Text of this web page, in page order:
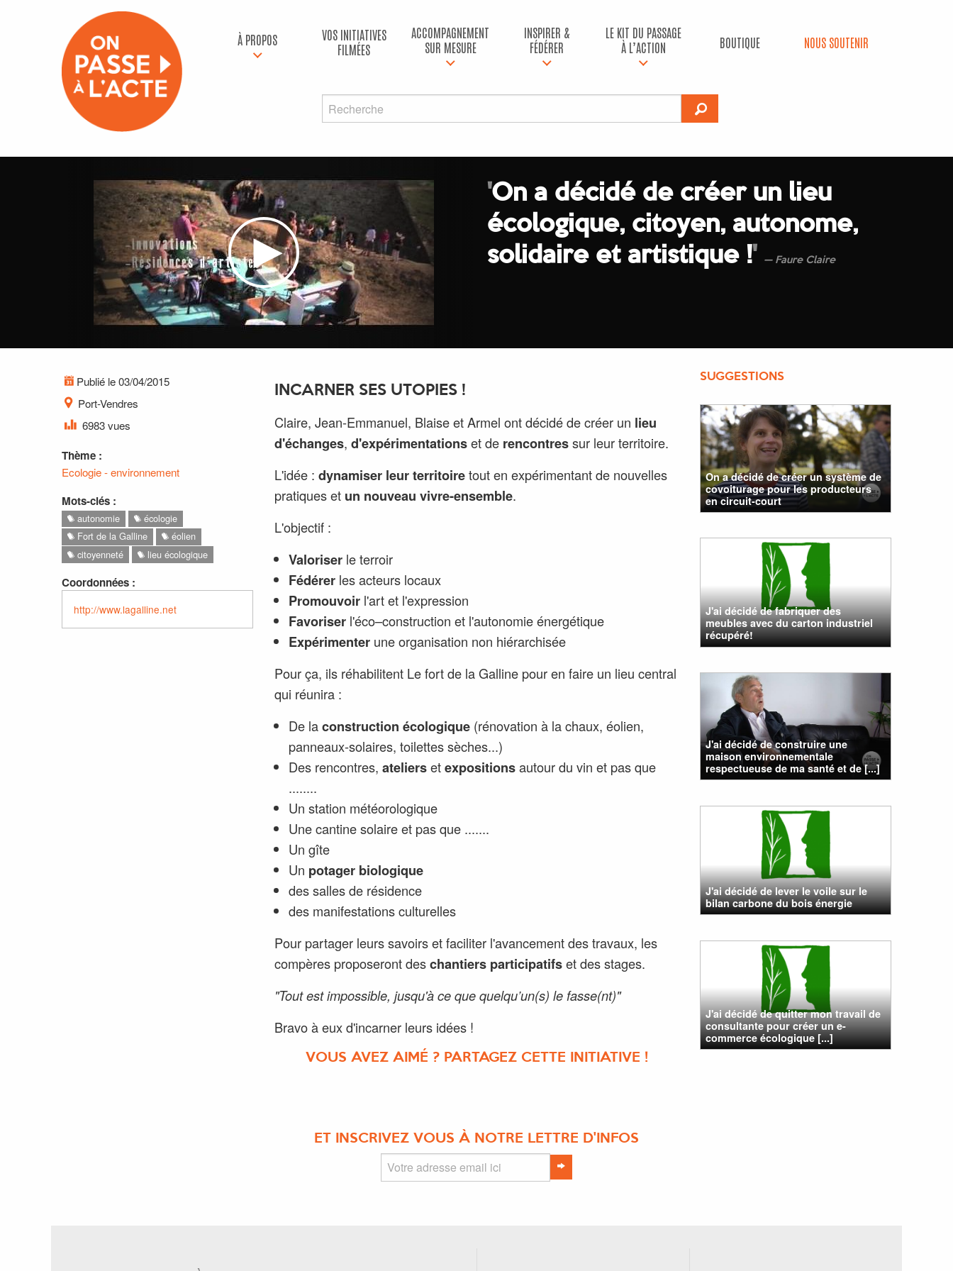
À PROPOS
VOS INITIATIVES
FILMÉES
ACCOMPAGNEMENT
SUR MESURE
INSPIRER &
FÉDÉRER
LE KIT DU PASSAGE
À L’ACTION
BOUTIQUE NOUS SOUTENIR
'On a décidé de créer un lieu
écologique, citoyen, autonome,
solidaire et artistique !' Faure Claire
Publié le 03/04/2015
Port-Vendres
6983 vues
Thème :
Ecologie - environnement
Mots-clés :
autonomie
écologie
Fort de la Galline
éolien
citoyenneté
lieu écologique
Coordonnées :
http://www.lagalline.net
INCARNER SES UTOPIES !
Claire, Jean-Emmanuel, Blaise et Armel ont décidé de créer un lieu
d'échanges, d'expérimentationset de rencontressur leur territoire.
L'idée : dynamiser leur territoiretout en expérimentant de nouvelles
pratiques et un nouveau vivre-ensemble.
L'objectif :
Valoriser le terroir
Fédérer les acteurs locaux
Promouvoir l'art et l'expression
Favoriser l'éco–construction et l'autonomie énergétique
Expérimenter une organisation non hiérarchisée
Pour ça, ils réhabilitent Le fort de la Galline pour en faire un lieu central
qui réunira :
De laconstruction écologique (rénovation à la chaux, éolien,
panneaux-solaires, toilettes sèches...)
Des rencontres, ateliersetexpositionsautour du vin et pas que
........
Un station météorologique
Une cantine solaire et pas que .......
Un gîte
Un potager biologique
des salles de résidence
des manifestations culturelles
Pour partager leurs savoirs et faciliter l'avancement des travaux, les
compères proposeront deschantiers participatifset des stages.
"Tout est impossible, jusqu'à ce que quelqu’un(s) le fasse(nt)"
Bravo à eux d'incarner leurs idées !
VOUS AVEZ AIMÉ ? PARTAGEZ CETTE INITIATIVE !
ET INSCRIVEZ VOUS À NOTRE LETTRE D'INFOS
SUGGESTIONS
On a décidé de créer un système de
covoiturage pour les producteurs
en circuit-court
J'ai décidé de fabriquer des
meubles avec du carton industriel
récupéré!
J'ai décidé de construire une
maison environnementale
respectueuse de ma santé et de [...]
J'ai décidé de lever le voile sur le
bilan carbone du bois énergie
J'ai décidé de quitter mon travail de
consultante pour créer un e-
commerce écologique [...]